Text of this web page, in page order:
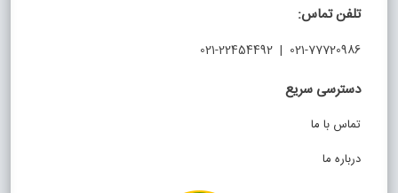
تلفن تماس:
021-77720986 | 021-22454492
دسترسی سریع
تماس با ما
درباره ما